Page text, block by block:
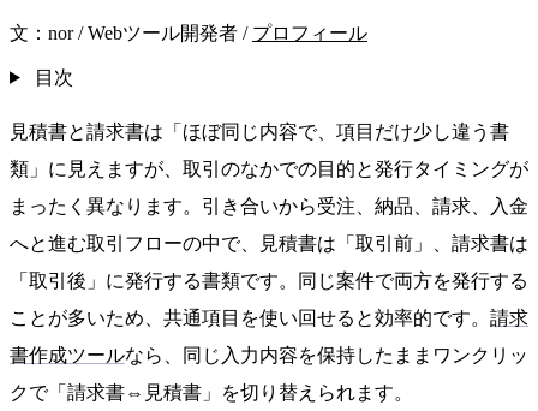
文： nor /Webツール開発者 / プロフィール
目次
見積書と請求書は「ほぼ同じ内容で、項目だけ少し違う書
類」に見えますが、取引のなかでの目的と発行タイミングが
まったく異なります。引き合いから受注、納品、請求、入金
へと進む取引フローの中で、見積書は「取引前」、請求書は
「取引後」に発行する書類です。同じ案件で両方を発行する
ことが多いため、共通項目を使い回せると効率的です。 請求
書作成ツールなら、同じ入力内容を保持したままワンクリッ
クで「請求書⇔見積書」を切り替えられます。